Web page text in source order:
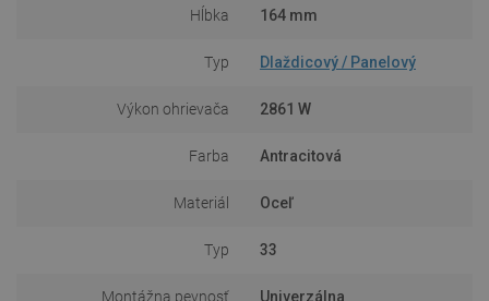
Hĺbka 164 mm
Typ Dlaždicový / Panelový
Výkon ohrievača 2861 W
Farba Antracitová
Materiál Oceľ
Typ 33
Montážna pevnosť Univerzálna